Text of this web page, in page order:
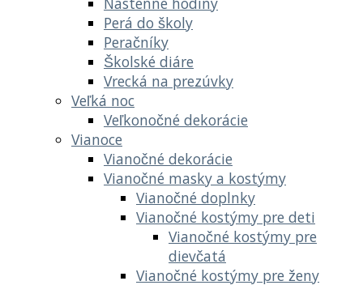
Perá do školy
Peračníky
Školské diáre
Vrecká na prezúvky
Veľká noc
Veľkonočné dekorácie
Vianoce
Vianočné dekorácie
Vianočné masky a kostýmy
Vianočné doplnky
Vianočné kostýmy pre deti
Vianočné kostýmy pre
dievčatá
Vianočné kostýmy pre ženy